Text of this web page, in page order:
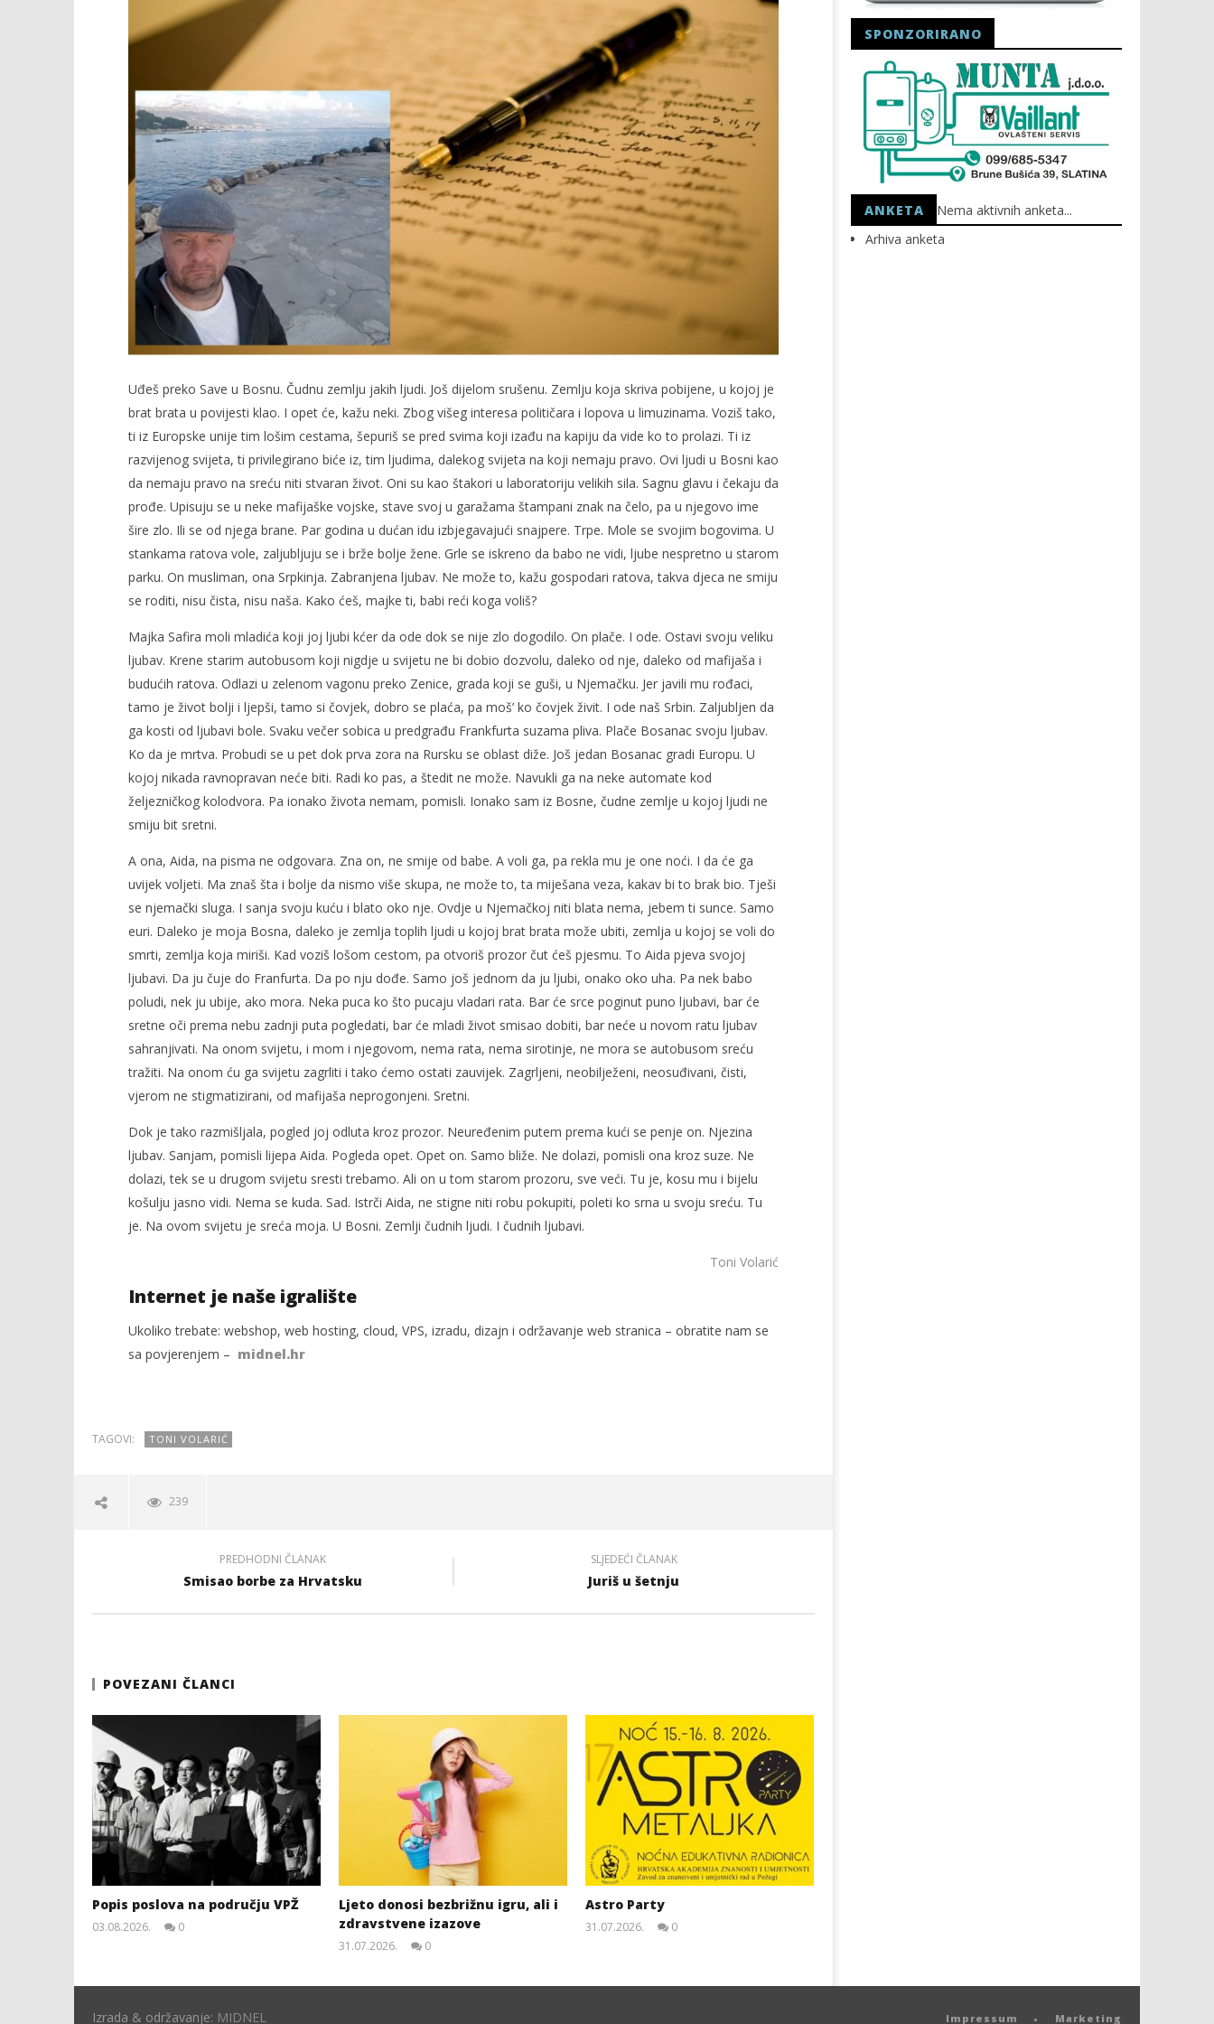
Popis poslova na području VPŽ
14.03.2019.
slatina.net
Ljeto donosi bezbrižnu igru, ali
i zdravstvene izazove
14.03.2019.
slatina.net
HEP: Bez struje
14.03.2019.
Uđeš preko Save u Bosnu. Čudnu zemlju jakih ljudi. Još dijelom srušenu. Zemlju koja skriva pobijene, u kojoj je
brat brata u povijesti klao. I opet će, kažu neki. Zbog višeg interesa političara i lopova u limuzinama. Voziš tako,
ti iz Europske unije tim lošim cestama, šepuriš se pred svima koji izađu na kapiju da vide ko to prolazi. Ti iz
razvijenog svijeta, ti privilegirano biće iz, tim ljudima, dalekog svijeta na koji nemaju pravo. Ovi ljudi u Bosni kao
da nemaju pravo na sreću niti stvaran život. Oni su kao štakori u laboratoriju velikih sila. Sagnu glavu i čekaju da
prođe. Upisuju se u neke mafijaške vojske, stave svoj u garažama štampani znak na čelo, pa u njegovo ime
šire zlo. Ili se od njega brane. Par godina u dućan idu izbjegavajući snajpere. Trpe. Mole se svojim bogovima. U
stankama ratova vole, zaljubljuju se i brže bolje žene. Grle se iskreno da babo ne vidi, ljube nespretno u starom
parku. On musliman, ona Srpkinja. Zabranjena ljubav. Ne može to, kažu gospodari ratova, takva djeca ne smiju
se roditi, nisu čista, nisu naša. Kako ćeš, majke ti, babi reći koga voliš?
Majka Safira moli mladića koji joj ljubi kćer da ode dok se nije zlo dogodilo. On plače. I ode. Ostavi svoju veliku
ljubav. Krene starim autobusom koji nigdje u svijetu ne bi dobio dozvolu, daleko od nje, daleko od mafijaša i
budućih ratova. Odlazi u zelenom vagonu preko Zenice, grada koji se guši, u Njemačku. Jer javili mu rođaci,
tamo je život bolji i ljepši, tamo si čovjek, dobro se plaća, pa moš’ ko čovjek živit. I ode naš Srbin. Zaljubljen da
ga kosti od ljubavi bole. Svaku večer sobica u predgrađu Frankfurta suzama pliva. Plače Bosanac svoju ljubav.
Ko da je mrtva. Probudi se u pet dok prva zora na Rursku se oblast diže. Još jedan Bosanac gradi Europu. U
kojoj nikada ravnopravan neće biti. Radi ko pas, a štedit ne može. Navukli ga na neke automate kod
željezničkog kolodvora. Pa ionako života nemam, pomisli. Ionako sam iz Bosne, čudne zemlje u kojoj ljudi ne
smiju bit sretni.
A ona, Aida, na pisma ne odgovara. Zna on, ne smije od babe. A voli ga, pa rekla mu je one noći. I da će ga
uvijek voljeti. Ma znaš šta i bolje da nismo više skupa, ne može to, ta miješana veza, kakav bi to brak bio. Tješi
se njemački sluga. I sanja svoju kuću i blato oko nje. Ovdje u Njemačkoj niti blata nema, jebem ti sunce. Samo
euri. Daleko je moja Bosna, daleko je zemlja toplih ljudi u kojoj brat brata može ubiti, zemlja u kojoj se voli do
smrti, zemlja koja miriši. Kad voziš lošom cestom, pa otvoriš prozor čut ćeš pjesmu. To Aida pjeva svojoj
ljubavi. Da ju čuje do Franfurta. Da po nju dođe. Samo još jednom da ju ljubi, onako oko uha. Pa nek babo
poludi, nek ju ubije, ako mora. Neka puca ko što pucaju vladari rata. Bar će srce poginut puno ljubavi, bar će
sretne oči prema nebu zadnji puta pogledati, bar će mladi život smisao dobiti, bar neće u novom ratu ljubav
sahranjivati. Na onom svijetu, i mom i njegovom, nema rata, nema sirotinje, ne mora se autobusom sreću
tražiti. Na onom ću ga svijetu zagrliti i tako ćemo ostati zauvijek. Zagrljeni, neobilježeni, neosuđivani, čisti,
vjerom ne stigmatizirani, od mafijaša neprogonjeni. Sretni.
Dok je tako razmišljala, pogled joj odluta kroz prozor. Neuređenim putem prema kući se penje on. Njezina
ljubav. Sanjam, pomisli lijepa Aida. Pogleda opet. Opet on. Samo bliže. Ne dolazi, pomisli ona kroz suze. Ne
dolazi, tek se u drugom svijetu sresti trebamo. Ali on u tom starom prozoru, sve veći. Tu je, kosu mu i bijelu
košulju jasno vidi. Nema se kuda. Sad. Istrči Aida, ne stigne niti robu pokupiti, poleti ko srna u svoju sreću. Tu
je. Na ovom svijetu je sreća moja. U Bosni. Zemlji čudnih ljudi. I čudnih ljubavi.
Toni Volarić
Internet je naše igralište
Ukoliko trebate: webshop, web hosting, cloud, VPS, izradu, dizajn i održavanje web stranica – obratite nam se
sa povjerenjem – midnel.hr
TAGOVI: TONI VOLARIĆ
239
PREDHODNI ČLANAK
Smisao borbe za Hrvatsku
SLJEDEĆI ČLANAK
Juriš u šetnju
POVEZANI ČLANCI
Popis poslova na području VPŽ
03.08.2026.
0
Ljeto donosi bezbrižnu igru, ali i
zdravstvene izazove
31.07.2026.
0
Astro Party
31.07.2026.
0
SPONZORIRANO
ANKETA
Nema aktivnih anketa...
Arhiva anketa
Izrada & održavanje: MIDNEL Impressum Marketing